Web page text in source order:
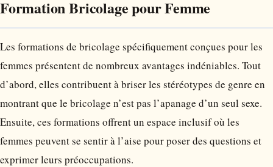
Formation Bricolage pour Femme
Les formations de bricolage spécifiquement conçues pour les
femmes présentent de nombreux avantages indéniables. Tout
d’abord, elles contribuent à briser les stéréotypes de genre en
montrant que le bricolage n’est pas l’apanage d’un seul sexe.
Ensuite, ces formations offrent un espace inclusif où les
femmes peuvent se sentir à l’aise pour poser des questions et
exprimer leurs préoccupations.